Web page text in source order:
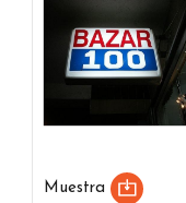
Muestra